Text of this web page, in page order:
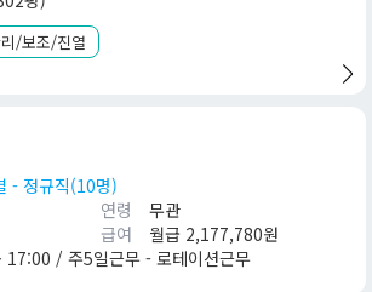
/보조/진열
- 정규직(10명)
연령
무관
급여
월급 2,177,780원
/ 주5일근무 - 로테이션근무